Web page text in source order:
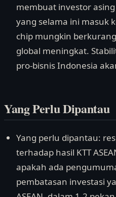
membuat investor
yang selama ini masuk
chip mungkin
global meningkat.
pro-bisnis Indonesia
Yang Perlu Dipantau
Yang perlu dipantau:
terhadap hasil KTT
apakah ada
pembatasan investasi